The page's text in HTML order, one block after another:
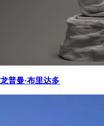
龙普曼·布里达多